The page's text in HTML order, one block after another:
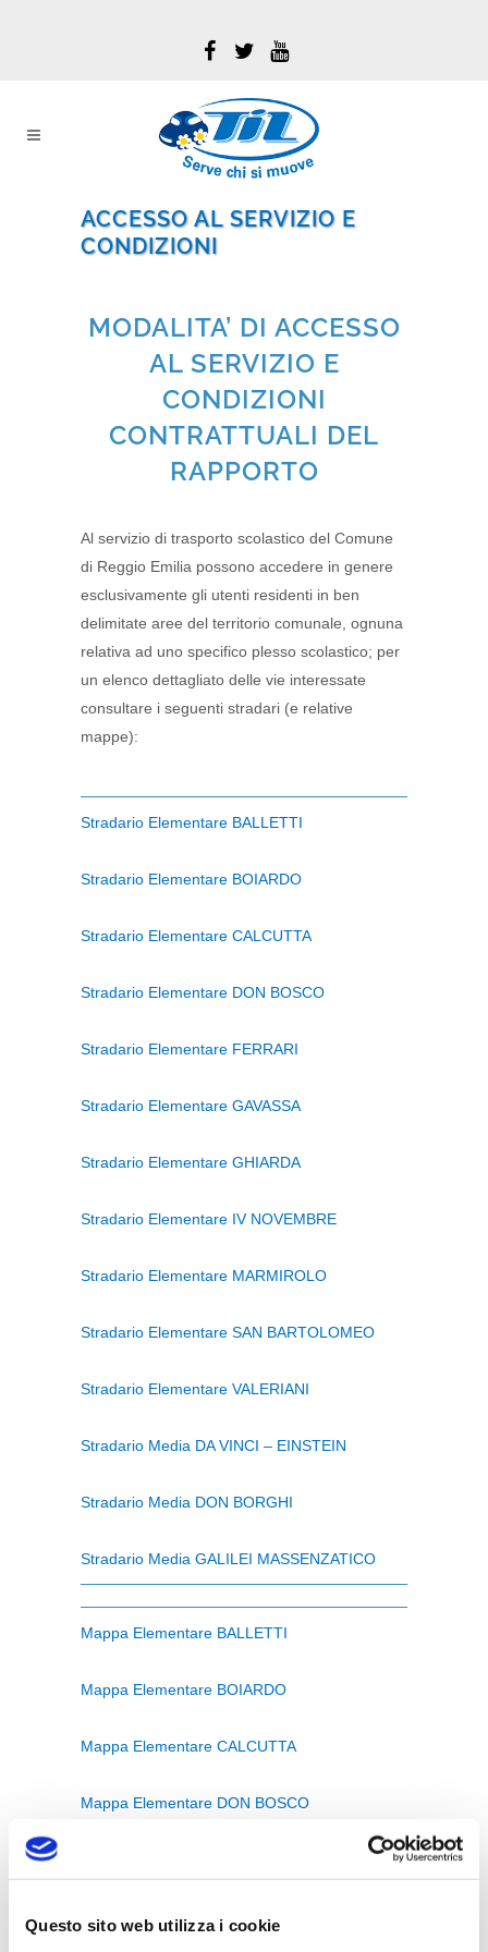
Questo sito web utilizza i cookie
ACCESSO AL SERVIZIO E
CONDIZIONI
MODALITA’ DI ACCESSO
AL SERVIZIO E
CONDIZIONI
CONTRATTUALI DEL
RAPPORTO
Al servizio di trasporto scolastico del Comune
di Reggio Emilia possono accedere in genere
esclusivamente gli utenti residenti in ben
delimitate aree del territorio comunale, ognuna
relativa ad uno specifico plesso scolastico; per
un elenco dettagliato delle vie interessate
consultare i seguenti stradari (e relative
mappe):
Stradario Elementare BALLETTI
Stradario Elementare BOIARDO
Stradario Elementare CALCUTTA
Stradario Elementare DON BOSCO
Stradario Elementare FERRARI
Stradario Elementare GAVASSA
Stradario Elementare GHIARDA
Stradario Elementare IV NOVEMBRE
Stradario Elementare MARMIROLO
Stradario Elementare SAN BARTOLOMEO
Stradario Elementare VALERIANI
Stradario Media DA VINCI – EINSTEIN
Stradario Media DON BORGHI
Stradario Media GALILEI MASSENZATICO
Mappa Elementare BALLETTI
Mappa Elementare BOIARDO
Mappa Elementare CALCUTTA
Mappa Elementare DON BOSCO
Mappa Elementare GAVASSA